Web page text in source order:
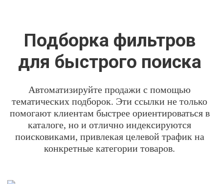
Подборка фильтров
для быстрого поиска
Автоматизируйте продажи с помощью
тематических подборок. Эти ссылки не только
помогают клиентам быстрее ориентироваться в
каталоге, но и отлично индексируются
поисковиками, привлекая целевой трафик на
конкретные категории товаров.